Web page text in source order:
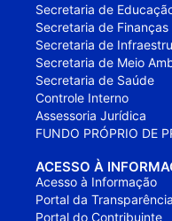
Secretaria de
Secretaria de Finanças
Secretaria de
Secretaria de Meio
Secretaria de Saúde
Controle Interno
Assessoria Jurídica
FUNDO PRÓPRIO DE
ACESSO À
Acesso à Informação
Portal da Transparência
Portal do Contribuinte